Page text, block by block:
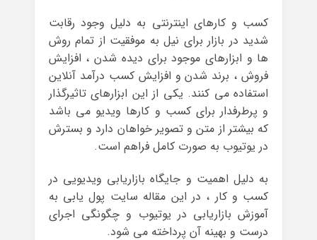
کسب و کارهای اینترنتی به دلیل وجود رقابت
شدید در بازار برای نیل به موفقیت از تمام روش
ها و ابزارهای موجود برای دیده شدن ، افزایش
فروش ، برند شدن و افزایش کسب درآمد آنلاین
استفاده می کنند. یکی از این ابزارهای تاثیرگذار
و پرطرفدار برای کسب و کارها ویدیو می باشد
که بیشتر از متن و تصویر خواهان دارد و بسترش
در یوتیوب به صورت کامل فراهم است.
به دلیل اهمیت و جایگاه بازاریابی ویدیویی در
کسب و کار ، در این مقاله سایت پول یابی به
آموزش بازاریابی در یوتیوب و چگونگی اجرای
درست و بهینه آن پرداخته می شود.